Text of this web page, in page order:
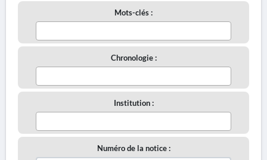
Mots-clés :
Chronologie :
Institution :
Numéro de la notice :